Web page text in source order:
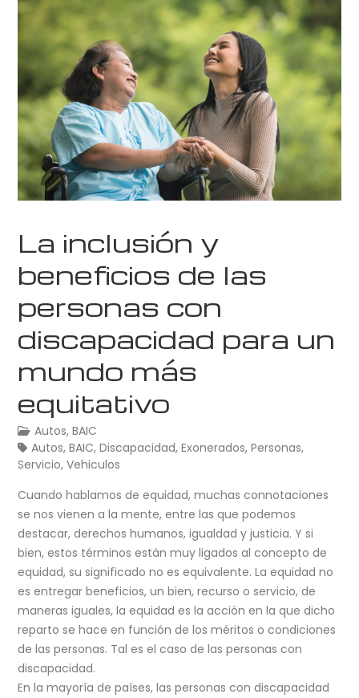
La inclusión y
beneficios de las
personas con
discapacidad para un
mundo más
equitativo
Autos,BAIC
Autos,BAIC,Discapacidad,Exonerados,Personas,
Servicio,Vehiculos
Cuando hablamos de equidad, muchas connotaciones
se nos vienen a la mente, entre las que podemos
destacar, derechos humanos, igualdad y justicia. Y si
bien, estos términos están muy ligados al concepto de
equidad, su significado no es equivalente. La equidad no
es entregar beneficios, un bien, recurso o servicio, de
maneras iguales, la equidad es la acción en la que dicho
reparto se hace en función de los méritos o condiciones
de las personas. Tal es el caso de las personas con
discapacidad.
En la mayoría de países, las personas con discapacidad